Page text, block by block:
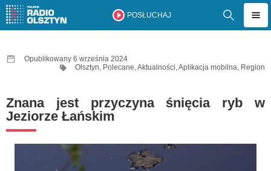
POSŁUCHAJ
Opublikowany 6 września 2024
Olsztyn, Polecane,Aktualności,Aplikacja mobilna, Region
Znana jest przyczyna śnięcia ryb w
Jeziorze Łańskim